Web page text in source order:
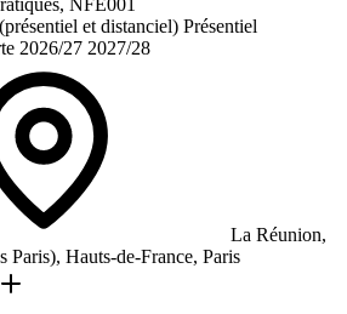
NFE001
et distanciel) Présentiel
2026/27 2027/28
La Réunion,
Paris), Hauts-de-France, Paris